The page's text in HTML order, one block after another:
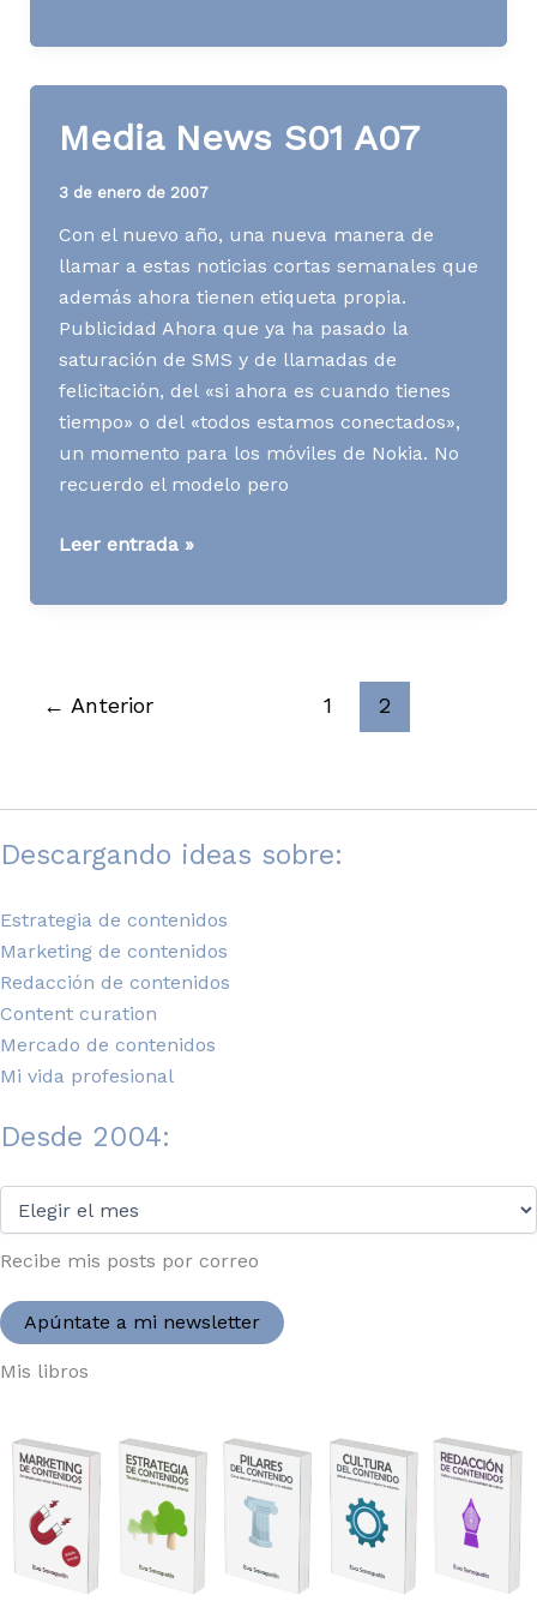
fácil
Media News S01 A07
3 de enero de 2007
Con el nuevo año, una nueva manera de
llamar a estas noticias cortas semanales que
además ahora tienen etiqueta propia.
Publicidad Ahora que ya ha pasado la
saturación de SMS y de llamadas de
felicitación, del «si ahora es cuando tienes
tiempo» o del «todos estamos conectados»,
un momento para los móviles de Nokia. No
recuerdo el modelo pero
Media
S01
Leer entrada »
← Anterior 1 2
Descargando ideas sobre:
Estrategia de contenidos
Marketing de contenidos
Redacción de contenidos
Content curation
Mercado de contenidos
Mi vida profesional
Desde 2004:
2004:
Recibe mis posts por correo
Apúntate a mi newsletter
Mis libros